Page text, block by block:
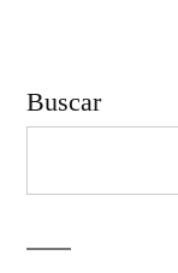
Buscar